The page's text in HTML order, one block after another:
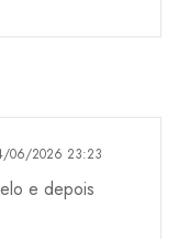
06/2026 23:23
e depois